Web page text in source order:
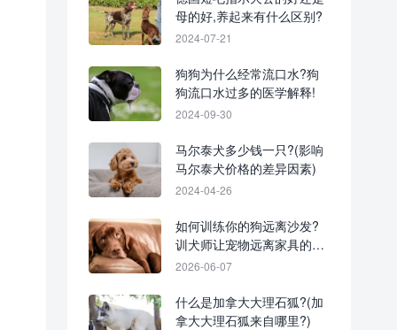
母的好,养起来有什么区别?
2024-07-21
狗狗为什么经常流口水?狗
狗流口水过多的医学解释!
2024-09-30
马尔泰犬多少钱一只?(影响
马尔泰犬价格的差异因素)
2024-04-26
如何训练你的狗远离沙发?
训犬师让宠物远离家具的实
用建议!
2026-06-07
什么是加拿大大理石狐?(加
拿大大理石狐来自哪里?)